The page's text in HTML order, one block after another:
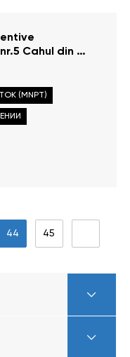
Cahul din 29
(MNPT)
44 45